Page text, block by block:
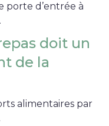
porte d’entrée à
doit un
de la
alimentaires par